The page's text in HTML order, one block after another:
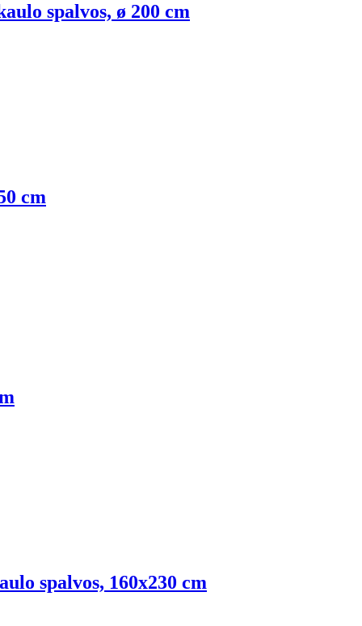
spalvos, ø 200 cm
cm
spalvos, 160x230 cm